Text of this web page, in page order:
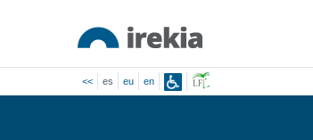
<< es eu en